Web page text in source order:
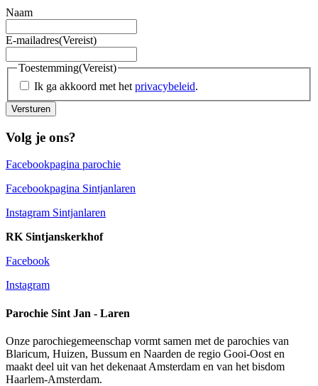
Naam
E-mailadres(Vereist)
Toestemming(Vereist)
Ik ga akkoord met het privacybeleid.
Versturen
Volg je ons?
Facebookpagina parochie
Facebookpagina Sintjanlaren
Instagram Sintjanlaren
RK Sintjanskerkhof
Facebook
Instagram
Parochie Sint Jan - Laren
Onze parochiegemeenschap vormt samen met de parochies van
Blaricum, Huizen, Bussum en Naarden de regio Gooi-Oost en
maakt deel uit van het dekenaat Amsterdam en van het bisdom
Haarlem-Amsterdam.